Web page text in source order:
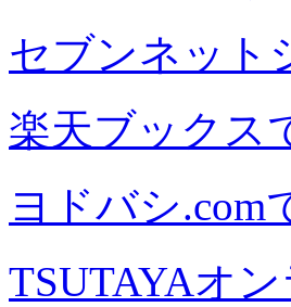
セブンネット
楽天ブックス
ヨドバシ.com
TSUTAYAオ